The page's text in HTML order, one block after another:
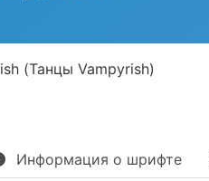
(Танцы Vampyrish)
Информация о шрифте